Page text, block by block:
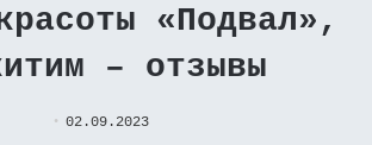
«Подвал»,
– отзывы
02.09.2023